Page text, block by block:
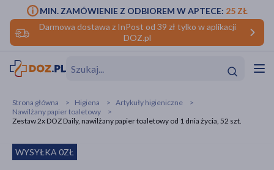
Darmowa dostawa z InPost od 39 zł tylko w aplikacji
DOZ.pl
MIN. ZAMÓWIENIE Z ODBIOREM W APTECE: 25 ZŁ
Hit
makijażu
Strona główna Higiena
Artykuły higieniczne
Nawilżany papier toaletowy
Zestaw 2x DOZ Daily, nawilżany papier toaletowy od 1 dnia życia, 52 szt.
WYSYŁKA 0ZŁ